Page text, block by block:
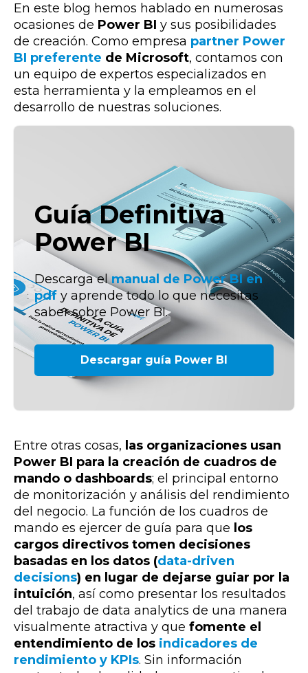
En este blog hemos hablado en numerosas
ocasiones de Power BI y sus posibilidades
de creación. Como empresa partner Power
BI preferente de Microsoft, contamos con
un equipo de expertos especializados en
esta herramienta y la empleamos en el
desarrollo de nuestras soluciones.
Guía Definitiva
Power BI
Descarga elmanual de Power BI en
pdf y aprende todo lo que necesitas
saber sobre Power BI.
Descargar guía Power BI
Entre otras cosas, las organizaciones usan
Power BI para la creación de cuadros de
mando o dashboards; el principal entorno
de monitorización y análisis del rendimiento
del negocio. La función de los cuadros de
mando es ejercer de guía para que los
cargos directivos tomen decisiones
basadas en los datos (data-driven
decisions) en lugar de dejarse guiar por la
intuición, así como presentar los resultados
del trabajo de data analytics de una manera
visualmente atractiva y que fomente el
entendimiento de los indicadores de
rendimiento y KPIs. Sin información